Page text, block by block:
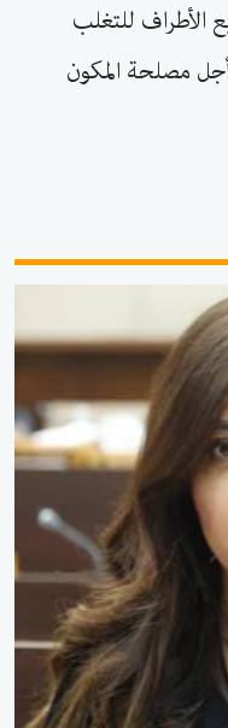
الأطراف للتغلب
مصلحة المكون